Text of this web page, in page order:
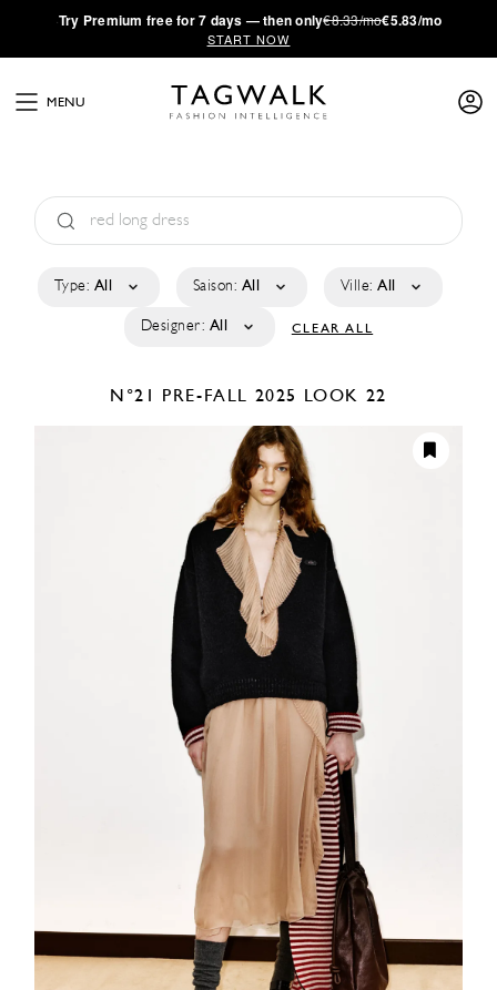
·Try Premium free for 7 days — then only€8.33/mo€5.83/mo
START NOW
MENU
Type: All Saison: All Ville: All
Designer: All CLEAR ALL
N°21 PRE-FALL 2025 LOOK 22